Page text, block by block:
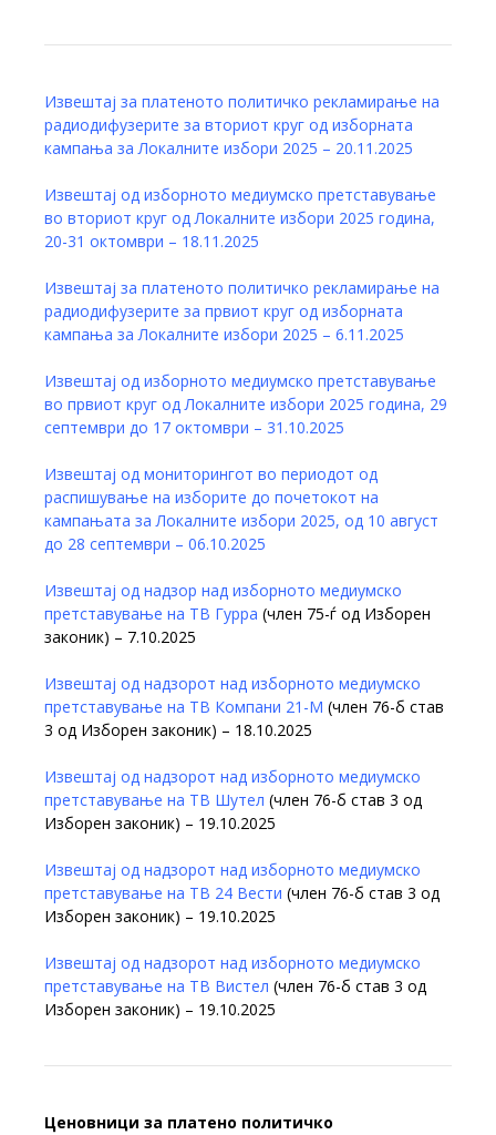
Извештај за платеното политичко рекламирање на
радиодифузерите за вториот круг од изборната
кампања за Локалните избори 2025 – 20.11.2025
Извештај од изборното медиумско претставување
во вториот круг од Локалните избори 2025 година,
20-31 октомври – 18.11.2025
Извештај за платеното политичко рекламирање на
радиодифузерите за првиот круг од изборната
кампања за Локалните избори 2025 – 6.11.2025
Извештај од изборното медиумско претставување
во првиот круг од Локалните избори 2025 година, 29
септември до 17 октомври – 31.10.2025
Извештај од мониторингот во периодот од
распишување на изборите до почетокот на
кампањата за Локалните избори 2025, од 10 август
до 28 септември – 06.10.2025
Извештај од надзор над изборното медиумско
претставување на ТВ Гурра (член 75-ѓ од Изборен
законик) – 7.10.2025
Извештај од надзорот над изборното медиумско
претставување на ТВ Компани 21-М (член 76-б став
3 од Изборен законик) – 18.10.2025
Извештај од надзорот над изборното медиумско
претставување на ТВ Шутел (член 76-б став 3 од
Изборен законик) – 19.10.2025
Извештај од надзорот над изборното медиумско
претставување на ТВ 24 Вести (член 76-б став 3 од
Изборен законик) – 19.10.2025
Извештај од надзорот над изборното медиумско
претставување на ТВ Вистел (член 76-б став 3 од
Изборен законик) – 19.10.2025
Ценовници за платено политичко